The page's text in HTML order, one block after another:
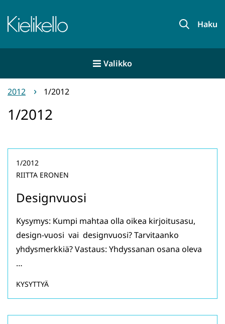
sisältöön
Etusivu Haku
Valikko
2012 1/2012
1/2012
Designvuosi
1/2012
RIITTA ERONEN
Kysymys: Kumpi mahtaa olla oikea kirjoitusasu,
design-vuosi vai designvuosi? Tarvitaanko
yhdysmerkkiä? Vastaus: Yhdyssanan osana oleva
…
KYSYTTYÄ